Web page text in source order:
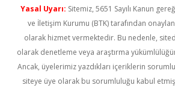
Yasal Uyarı: Sitemiz, 5651 Sayılı Kanun
ve İletişim Kurumu (BTK) tarafından
olarak hizmet vermektedir. Bu nedenle,
olarak denetleme veya araştırma
Ancak, üyelerimiz yazdıkları içeriklerin
siteye üye olarak bu sorumluluğu kabul